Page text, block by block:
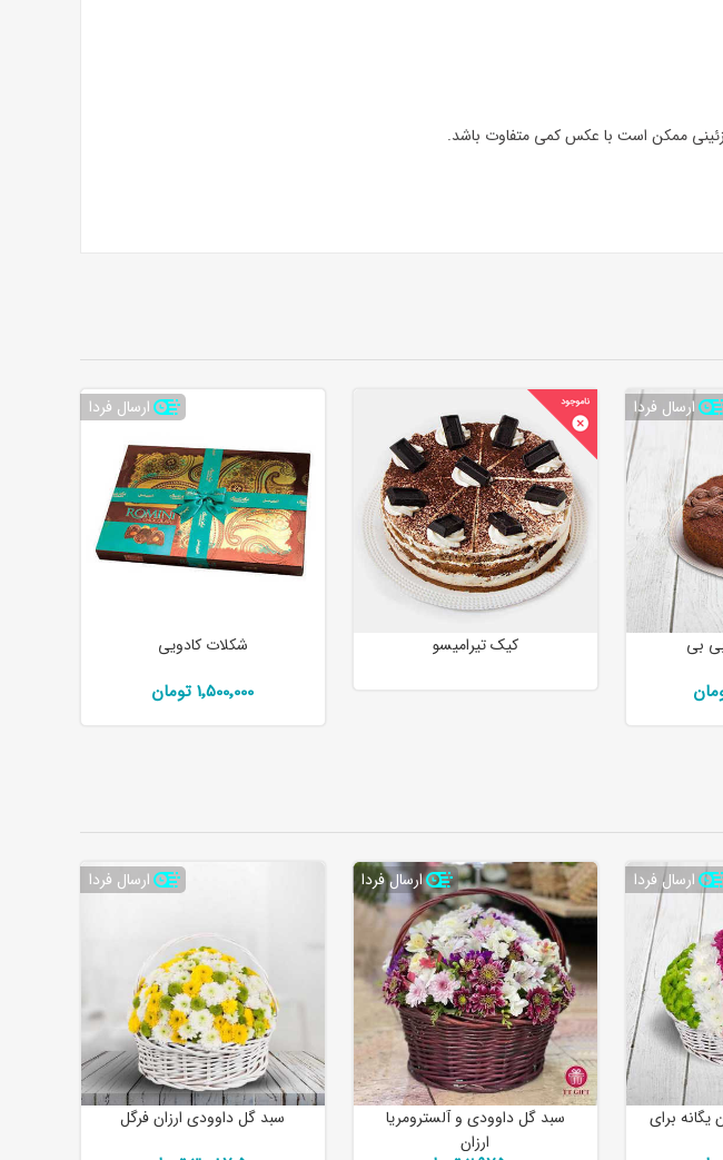
ممکن است با عکس کمی متفاوت باشد.
ارسال فردا
بی کیک تیرامیسو
ارسال فردا
شکلات کادویی
1٬500٬000 تومان
ارسال فردا
یگانه برای
ارسال فردا
سبد گل داوودی و آلسترومریا
ارزان
ارسال فردا
سبد گل داوودی ارزان فرگل